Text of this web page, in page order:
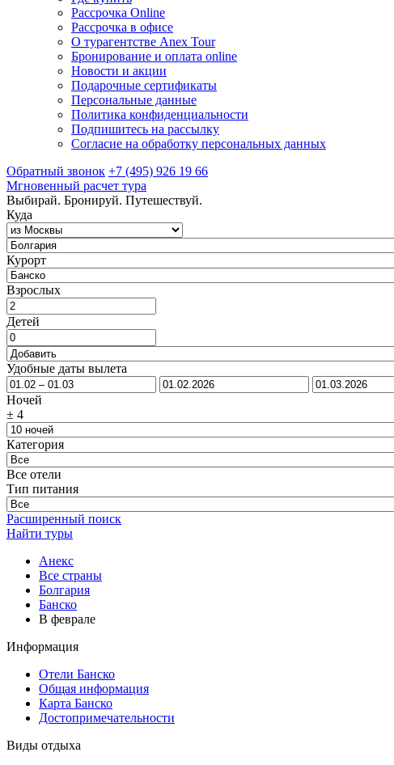
Рассрочка Online
Рассрочка в офисе
О турагентстве Anex Tour
Бронирование и оплата online
Новости и акции
Подарочные сертификаты
Персональные данные
Политика конфиденциальности
Подпишитесь на рассылку
Согласие на обработку персональных данных
Обратный звонок +7 (495) 926 19 66
Мгновенный расчет тура
Выбирай. Бронируй. Путешествуй.
Куда
Курорт
Взрослых
Детей
Удобные даты вылета
Ночей
± 4
Категория
Все отели
Тип питания
Расширенный поиск
Найти туры
Анекс
Все страны
Болгария
Банско
В феврале
Информация
Отели Банско
Общая информация
Карта Банско
Достопримечательности
Виды отдыха